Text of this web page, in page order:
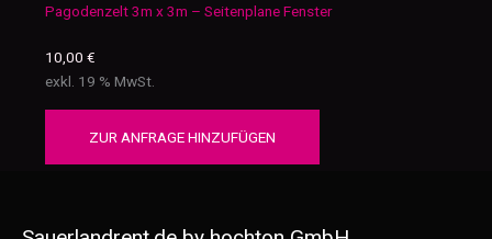
Pagodenzelt 3m x 3m – Seitenplane Fenster
10,00€
exkl. 19 % MwSt.
ZUR ANFRAGE HINZUFÜGEN